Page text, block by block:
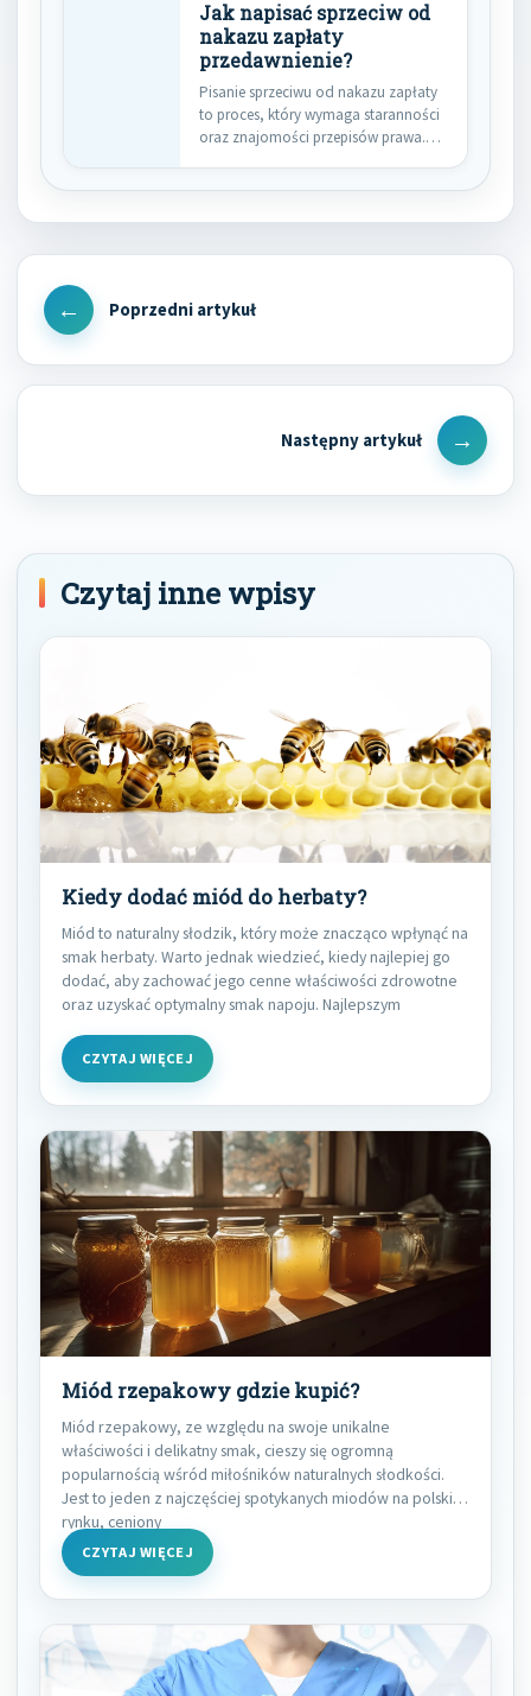
Jak napisać sprzeciw od
nakazu zapłaty
przedawnienie?
Pisanie sprzeciwu od nakazu zapłaty
to proces, który wymaga staranności
oraz znajomości przepisów prawa.
Nawigacja
wpisu
Previous
Next
Post
Czytaj inne wpisy
Kiedy dodać miód do herbaty?
Miód to naturalny słodzik, który może znacząco wpłynąć na
smak herbaty. Warto jednak wiedzieć, kiedy najlepiej go
dodać, aby zachować jego cenne właściwości zdrowotne
oraz uzyskać optymalny smak napoju. Najlepszym
CZYTAJ WIĘCEJ
Miód rzepakowy gdzie kupić?
Miód rzepakowy, ze względu na swoje unikalne
właściwości i delikatny smak, cieszy się ogromną
popularnością wśród miłośników naturalnych słodkości.
Jest to jeden z najczęściej spotykanych miodów na polskim
rynku, ceniony
CZYTAJ WIĘCEJ